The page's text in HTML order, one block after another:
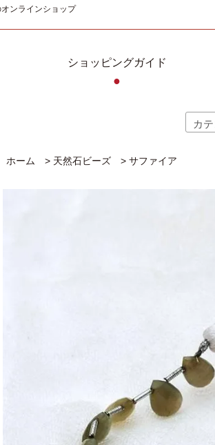
ンラインショップ
ショッピングガイド
●
ホーム > 天然石ビーズ > サファイア